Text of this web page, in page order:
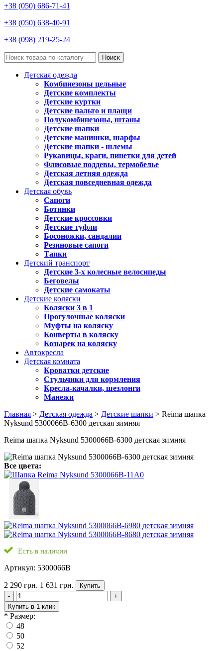
+38 (050) 686-71-41
+38 (050) 638-40-91
+38 (098) 219-25-24
Поиск
Детская одежда
Комбинезоны цельные
Детские комплекты
Детские куртки
Детские пальто и плащи
Полукомбинезоны, штаны
Детские шапки
Детские манишки, шарфы
Детские шапки - шлемы
Рукавицы, краги, пинетки для детей
Флисовые поддевы, термобелье
Детская летняя одежда
Детская повседневная одежда
Детская обувь
Сапоги
Ботинки
Детские кроссовки
Детские туфли
Босоножки, сандалии
Резиновые сапоги
Тапки
Детский транспорт
Детские 3-х колесные велосипеды
Беговелы
Детские самокаты
Детские коляски
Коляски 3 в 1
Прогулочные коляски
Муфты на коляску
Конверты в коляску
Козырек на коляску
Автокресла
Детская комната
Кроватки детские
Стульчики для кормления
Кресла-качалки, шезлонги
Манежи
Главная > Детская одежда > Детские шапки > Reima шапка
Nyksund 5300066B-6300 детская зимняя
Reima шапка Nyksund 5300066B-6300 детская зимняя
Все цвета:
Есть в наличии
Артикул: 5300066B
2 290 грн. 1 631 грн.
Купить
-
+
Купить в 1 клик
* Размер:
48
50
52